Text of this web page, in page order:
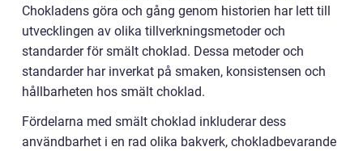
Chokladens göra och gång genom historien har lett till
utvecklingen av olika tillverkningsmetoder och
standarder för smält choklad. Dessa metoder och
standarder har inverkat på smaken, konsistensen och
hållbarheten hos smält choklad.
Fördelarna med smält choklad inkluderar dess
användbarhet i en rad olika bakverk, chokladbevarande